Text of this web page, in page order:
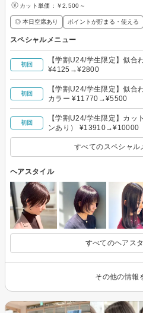
カット単価： ￥2,500～
◎ 本日空席あり ポイントが貯まる・使える
スペシャルメニュー
初回
【学割U24/学生限定】似合
¥4125→¥2800
初回
【学割U24/学生限定】似合
カラー ¥11770→¥5500
初回
【学割U24/学生限定】カッ
ンあり） ¥13910→¥10000
すべてのスペシャル
ヘアスタイル
すべてのヘアス
その他の情報